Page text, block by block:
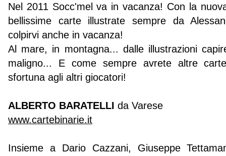
Nel 2011 Socc'mel va in vacanza! Con la
bellissime carte illustrate sempre da
colpirvi anche in vacanza!
Al mare, in montagna... dalle illustrazioni
maligno... E come sempre avrete altre
sfortuna agli altri giocatori!
ALBERTO BARATELLI da Varese
www.cartebinarie.it
Insieme a Dario Cazzani, Giuseppe